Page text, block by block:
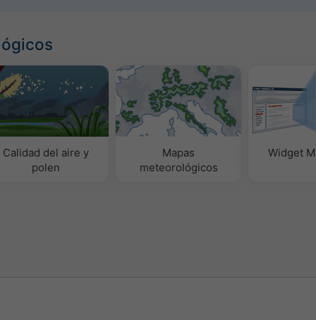
Calidad del aire y
polen
Mapas
meteorológicos
Widget